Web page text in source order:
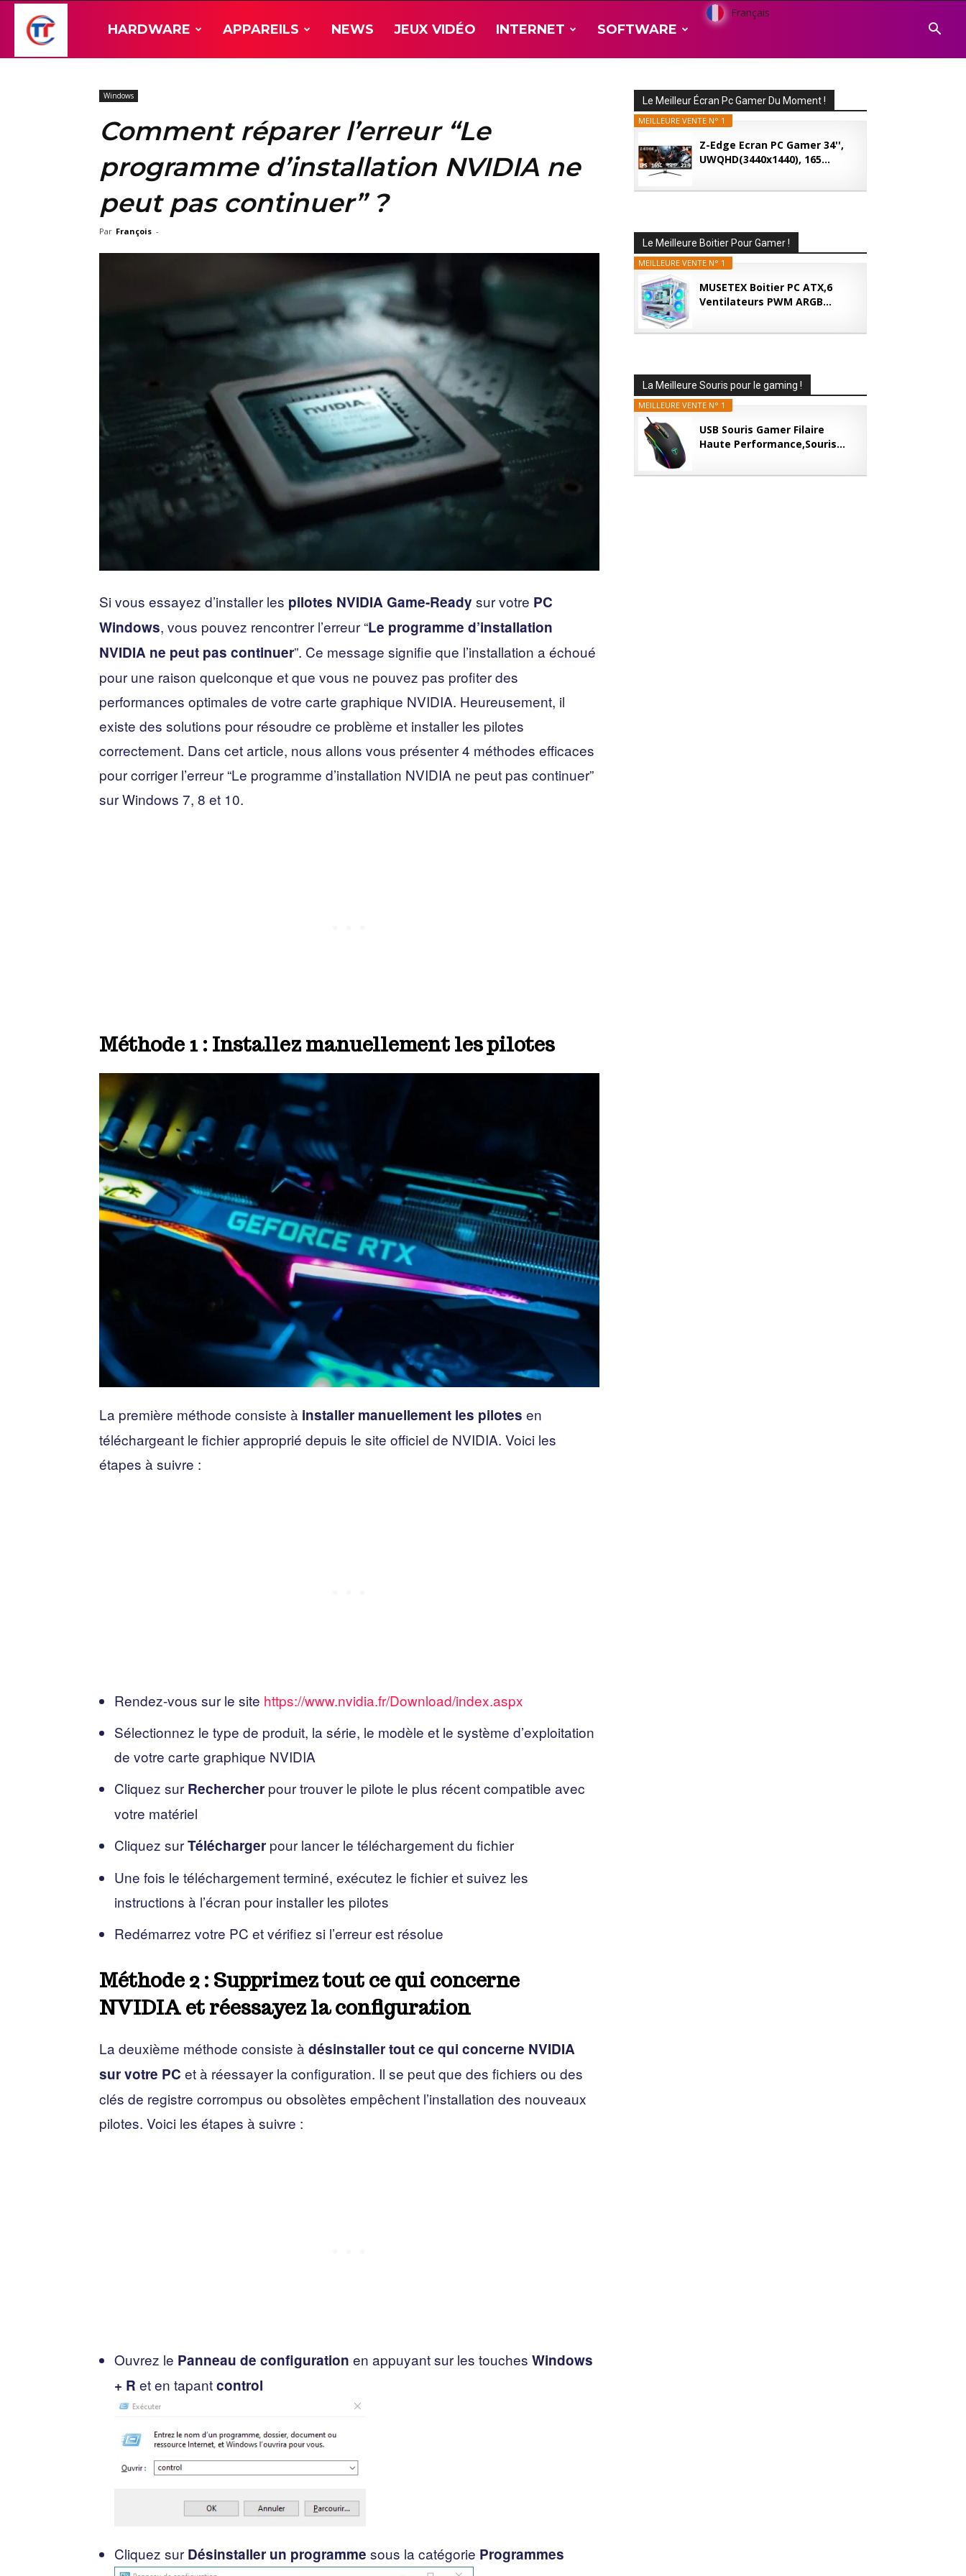
HARDWARE APPAREILS NEWS JEUX VIDÉO INTERNET SOFTWARE
Français
Windows
Comment réparer l’erreur “Le
programme d’installation NVIDIA ne
peut pas continuer” ?
Par François -
Si vous essayez d’installer les pilotes NVIDIA Game-Ready sur votre PC
Windows, vous pouvez rencontrer l’erreur “Le programme d’installation
NVIDIA ne peut pas continuer”. Ce message signifie que l’installation a échoué
pour une raison quelconque et que vous ne pouvez pas profiter des
performances optimales de votre carte graphique NVIDIA. Heureusement, il
existe des solutions pour résoudre ce problème et installer les pilotes
correctement. Dans cet article, nous allons vous présenter 4 méthodes efficaces
pour corriger l’erreur “Le programme d’installation NVIDIA ne peut pas continuer”
sur Windows 7, 8 et 10.
Méthode 1 : Installez manuellement les pilotes
La première méthode consiste à installer manuellement les pilotes en
téléchargeant le fichier approprié depuis le site officiel de NVIDIA. Voici les
étapes à suivre :
Rendez-vous sur le site https://www.nvidia.fr/Download/index.aspx
Sélectionnez le type de produit, la série, le modèle et le système d’exploitation
de votre carte graphique NVIDIA
Cliquez sur Rechercher pour trouver le pilote le plus récent compatible avec
votre matériel
Cliquez surTélécharger pour lancer le téléchargement du fichier
Une fois le téléchargement terminé, exécutez le fichier et suivez les
instructions à l’écran pour installer les pilotes
Redémarrez votre PC et vérifiez si l’erreur est résolue
Méthode 2 : Supprimez tout ce qui concerne
NVIDIA et réessayez la configuration
La deuxième méthode consiste à désinstaller tout ce qui concerne NVIDIA
sur votre PC et à réessayer la configuration. Il se peut que des fichiers ou des
clés de registre corrompus ou obsolètes empêchent l’installation des nouveaux
pilotes. Voici les étapes à suivre :
Ouvrez le Panneau de configuration en appuyant sur les touches Windows
+ R et en tapantcontrol
Cliquez sur Désinstaller un programme sous la catégorie Programmes
Le Meilleur Écran Pc Gamer Du Moment !
MEILLEURE VENTE N° 1
Z-Edge Ecran PC Gamer 34'',
UWQHD(3440x1440), 165...
Le Meilleure Boitier Pour Gamer !
MEILLEURE VENTE N° 1
MUSETEX Boitier PC ATX,6
Ventilateurs PWM ARGB...
La Meilleure Souris pour le gaming !
MEILLEURE VENTE N° 1
USB Souris Gamer Filaire
Haute Performance,Souris...